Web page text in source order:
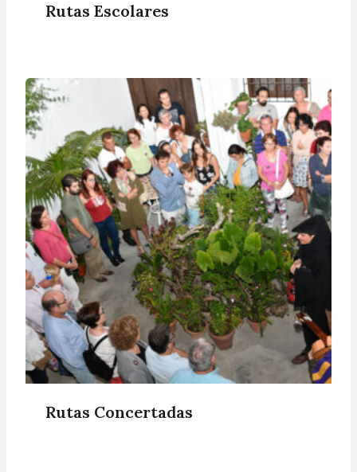
Rutas Escolares
Rutas Concertadas